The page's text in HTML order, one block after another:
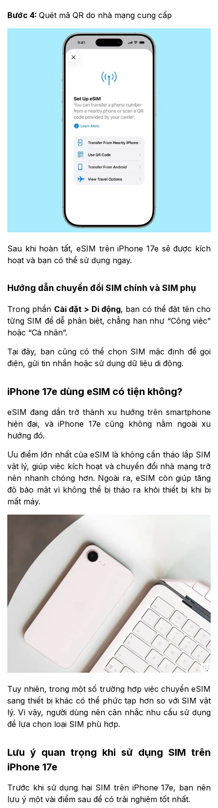
Bước 4: Quét mã QR do nhà mạng cung cấp
Sau khi hoàn tất, eSIM trên iPhone 17e sẽ được kích
hoạt và bạn có thể sử dụng ngay.
Hướng dẫn chuyển đổi SIM chính và SIM phụ
Trong phần Cài đặt > Di động, bạn có thể đặt tên cho
từng SIM để dễ phân biệt, chẳng hạn như “Công việc”
hoặc “Cá nhân”.
Tại đây, bạn cũng có thể chọn SIM mặc định để gọi
điện, gửi tin nhắn hoặc sử dụng dữ liệu di động.
iPhone 17e dùng eSIM có tiện không?
eSIM đang dần trở thành xu hướng trên smartphone
hiện đại, và iPhone 17e cũng không nằm ngoài xu
hướng đó.
Ưu điểm lớn nhất của eSIM là không cần tháo lắp SIM
vật lý, giúp việc kích hoạt và chuyển đổi nhà mạng trở
nên nhanh chóng hơn. Ngoài ra, eSIM còn giúp tăng
độ bảo mật vì không thể bị tháo ra khỏi thiết bị khi bị
mất máy.
Tuy nhiên, trong một số trường hợp việc chuyển eSIM
sang thiết bị khác có thể phức tạp hơn so với SIM vật
lý. Vì vậy, người dùng nên cân nhắc nhu cầu sử dụng
để lựa chọn loại SIM phù hợp.
Lưu ý quan trọng khi sử dụng SIM trên
iPhone 17e
Trước khi sử dụng hai SIM trên iPhone 17e, bạn nên
lưu ý một vài điểm sau để có trải nghiệm tốt nhất.